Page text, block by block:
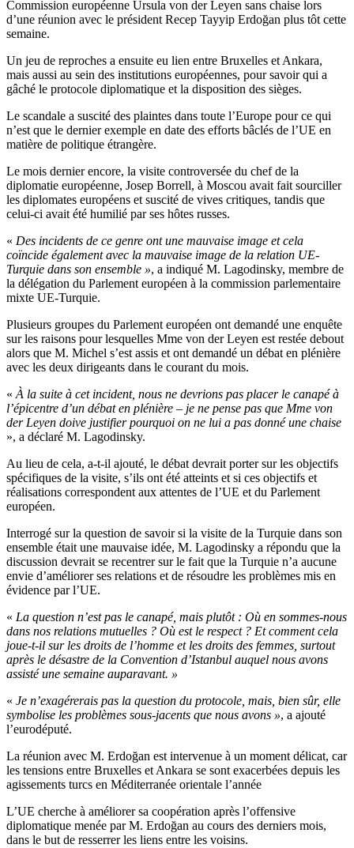
Commission européenne Ursula von der Leyen sans chaise lors
d’une réunion avec le président Recep Tayyip Erdoğan plus tôt cette
semaine.
Un jeu de reproches a ensuite eu lien entre Bruxelles et Ankara,
mais aussi au sein des institutions européennes, pour savoir qui a
gâché le protocole diplomatique et la disposition des sièges.
Le scandale a suscité des plaintes dans toute l’Europe pour ce qui
n’est que le dernier exemple en date des efforts bâclés de l’UE en
matière de politique étrangère.
Le mois dernier encore, la visite controversée du chef de la
diplomatie européenne, Josep Borrell, à Moscou avait fait sourciller
les diplomates européens et suscité de vives critiques, tandis que
celui-ci avait été humilié par ses hôtes russes.
« Des incidents de ce genre ont une mauvaise image et cela
coïncide également avec la mauvaise image de la relation UE-
Turquie dans son ensemble », a indiqué M. Lagodinsky, membre de
la délégation du Parlement européen à la commission parlementaire
mixte UE-Turquie.
Plusieurs groupes du Parlement européen ont demandé une enquête
sur les raisons pour lesquelles Mme von der Leyen est restée debout
alors que M. Michel s’est assis et ont demandé un débat en plénière
avec les deux dirigeants dans le courant du mois.
« À la suite à cet incident, nous ne devrions pas placer le canapé à
l’épicentre d’un débat en plénière – je ne pense pas que Mme von
der Leyen doive justifier pourquoi on ne lui a pas donné une chaise
», a déclaré M. Lagodinsky.
Au lieu de cela, a-t-il ajouté, le débat devrait porter sur les objectifs
spécifiques de la visite, s’ils ont été atteints et si ces objectifs et
réalisations correspondent aux attentes de l’UE et du Parlement
européen.
Interrogé sur la question de savoir si la visite de la Turquie dans son
ensemble était une mauvaise idée, M. Lagodinsky a répondu que la
discussion devrait se recentrer sur le fait que la Turquie n’a aucune
envie d’améliorer ses relations et de résoudre les problèmes mis en
évidence par l’UE.
« La question n’est pas le canapé, mais plutôt : Où en sommes-nous
dans nos relations mutuelles ? Où est le respect ? Et comment cela
joue-t-il sur les droits de l’homme et les droits des femmes, surtout
après le désastre de la Convention d’Istanbul auquel nous avons
assisté une semaine auparavant. »
« Je n’exagérerais pas la question du protocole, mais, bien sûr, elle
symbolise les problèmes sous-jacents que nous avons », a ajouté
l’eurodéputé.
La réunion avec M. Erdoğan est intervenue à un moment délicat, car
les tensions entre Bruxelles et Ankara se sont exacerbées depuis les
agissements turcs en Méditerranée orientale l’année
L’UE cherche à améliorer sa coopération après l’offensive
diplomatique menée par M. Erdoğan au cours des derniers mois,
dans le but de resserrer les liens entre les voisins.